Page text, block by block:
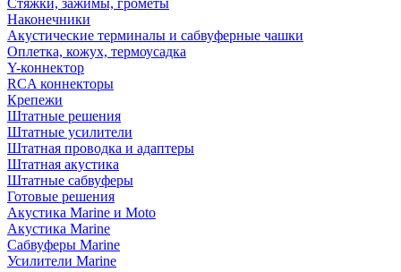
Стяжки, зажимы, грометы
Наконечники
Акустические терминалы и сабвуферные чашки
Оплетка, кожух, термоусадка
Y-коннектор
RCA коннекторы
Крепежи
Штатные решения
Штатные усилители
Штатная проводка и адаптеры
Штатная акустика
Штатные сабвуферы
Готовые решения
Акустика Marine и Moto
Акустика Marine
Сабвуферы Marine
Усилители Marine